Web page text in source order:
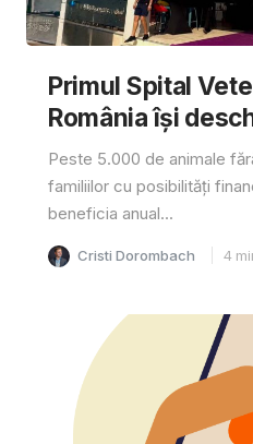
Primul Spital
România își
Peste 5.000 de animale
familiilor cu posibilități
beneficia anual...
Cristi Dorombach 4